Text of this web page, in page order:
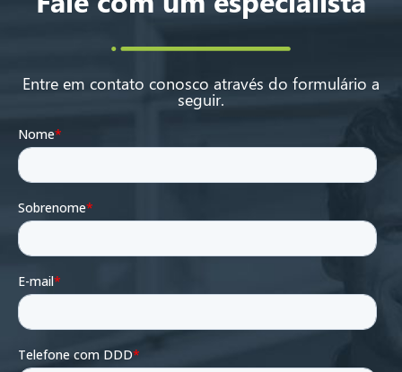
Entre em contato conosco através do formulário a
seguir.